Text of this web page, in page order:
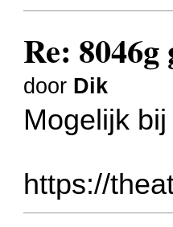
Re:
door Dik
Mogelijk
https://